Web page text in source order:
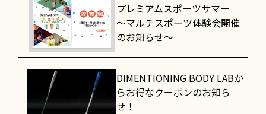
プレミアムスポーツサマー
～マルチスポーツ体験会開催
のお知らせ～
DIMENTIONING BODY LABか
らお得なクーポンのお知ら
せ！